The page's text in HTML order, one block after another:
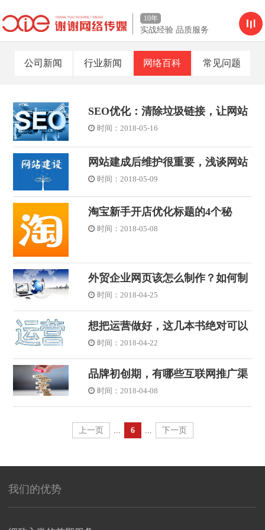
10年
实战经验 品质服务
公司新闻 行业新闻 网络百科 常见问题
SEO优化：清除垃圾链接，让网站
变得健康起来
时间：2018-05-16
网站建成后维护很重要，浅谈网站
建设后期维护方法
时间：2018-05-09
淘宝新手开店优化标题的4个秘
密、店铺不在降权引爆自然搜索！
时间：2018-05-08
外贸企业网页该怎么制作？如何制
作一个外贸企业网页？
时间：2018-04-25
想把运营做好，这几本书绝对可以
助你一臂之力！
时间：2018-04-22
品牌初创期，有哪些互联网推广渠
道可以运用？
时间：2018-04-08
上一页 ... 6 ... 下一页
我们的优势